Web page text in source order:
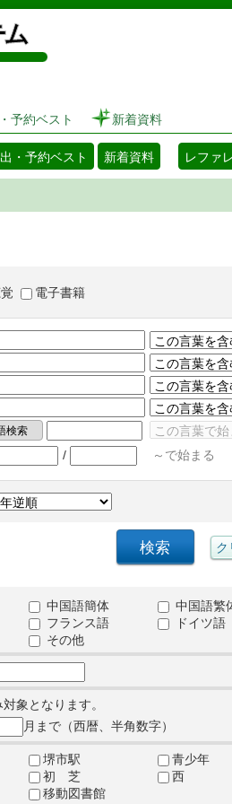
図書館 蔵書検索・予約システム
予約ベスト 新着資料
・予約ベスト 新着資料 レファ
電子書籍
/ ～で始まる
中国語簡体 中国語繁
フランス語 ドイツ語
その他
象となります。
月まで（西暦、半角数字）
堺市駅 青少年
初 芝 西
移動図書館